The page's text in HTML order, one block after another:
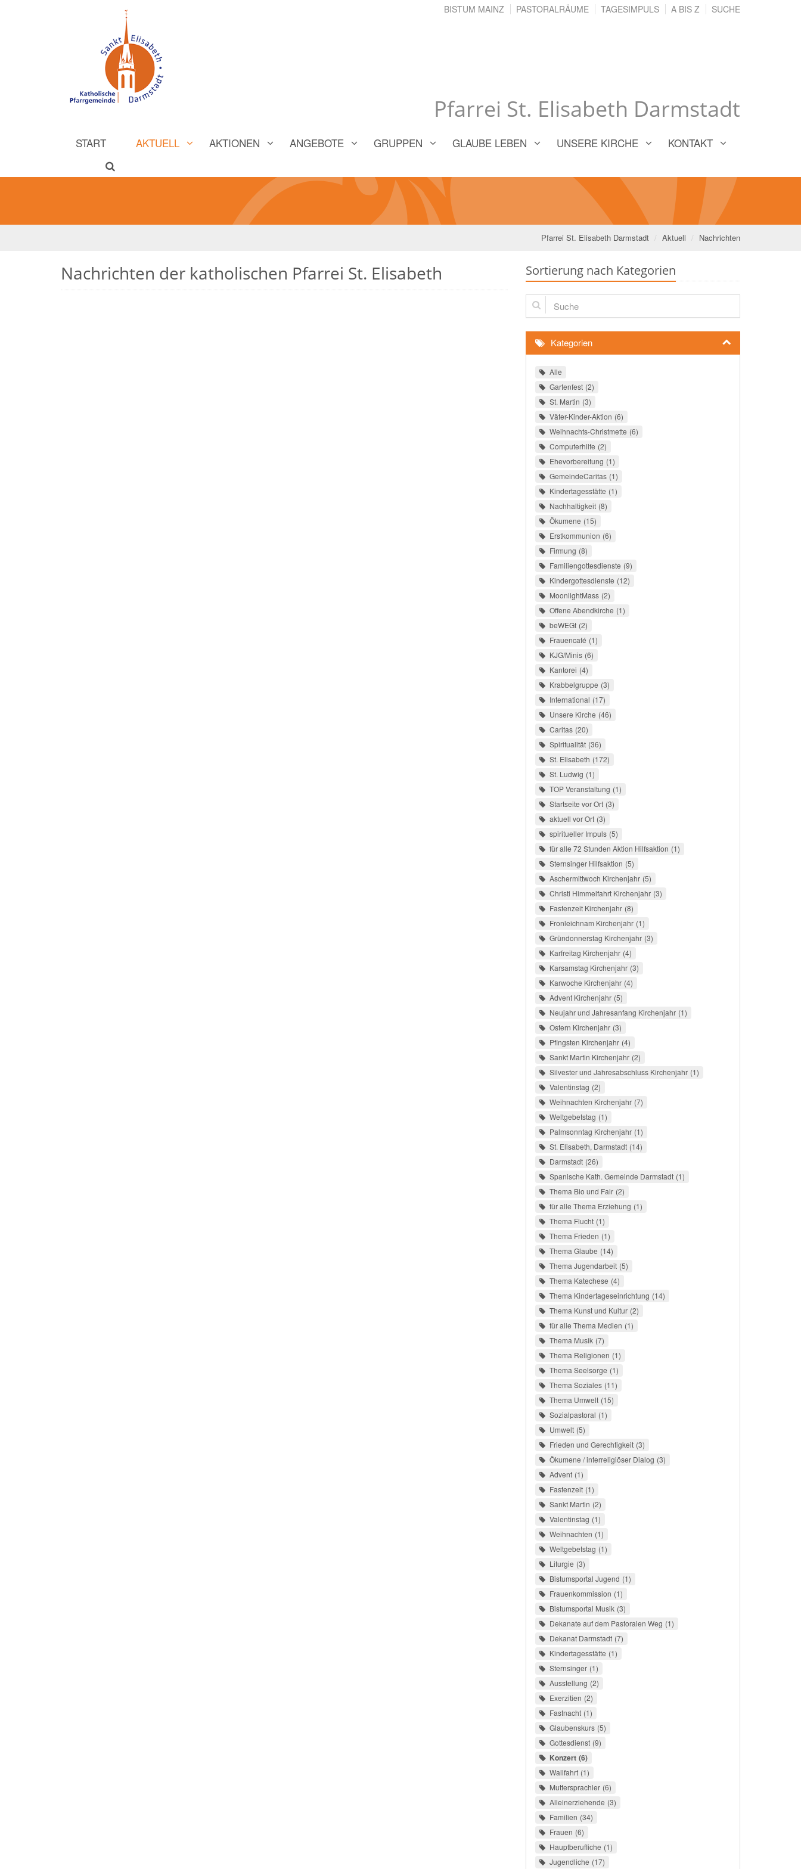
Pfarrei St. Elisabeth Darmstadt
BISTUM MAINZ PASTORALRÄUME TAGESIMPULS A BIS Z SUCHE
START AKTUELL AKTIONEN ANGEBOTE GRUPPEN GLAUBE LEBEN UNSERE KIRCHE KONTAKT
Pfarrei St. Elisabeth Darmstadt Aktuell Nachrichten
Nachrichten der katholischen Pfarrei St. Elisabeth Sortierung nach Kategorien
Suche
Kategorien
Alle
Gartenfest 2
St. Martin 3
Väter-Kinder-Aktion 6
Weihnachts-Christmette 6
Computerhilfe 2
Ehevorbereitung 1
GemeindeCaritas 1
Kindertagesstätte 1
Nachhaltigkeit 8
Ökumene 15
Erstkommunion 6
Firmung 8
Familiengottesdienste 9
Kindergottesdienste 12
MoonlightMass 2
Offene Abendkirche 1
beWEGt 2
Frauencafé 1
KJG/Minis 6
Kantorei 4
Krabbelgruppe 3
International 17
Unsere Kirche 46
Caritas 20
Spiritualität 36
St. Elisabeth 172
St. Ludwig 1
TOP Veranstaltung 1
Startseite vor Ort 3
aktuell vor Ort 3
spiritueller Impuls 5
für alle 72 Stunden Aktion Hilfsaktion 1
Sternsinger Hilfsaktion 5
Aschermittwoch Kirchenjahr 5
Christi Himmelfahrt Kirchenjahr 3
Fastenzeit Kirchenjahr 8
Fronleichnam Kirchenjahr 1
Gründonnerstag Kirchenjahr 3
Karfreitag Kirchenjahr 4
Karsamstag Kirchenjahr 3
Karwoche Kirchenjahr 4
Advent Kirchenjahr 5
Neujahr und Jahresanfang Kirchenjahr 1
Ostern Kirchenjahr 3
Pfingsten Kirchenjahr 4
Sankt Martin Kirchenjahr 2
Silvester und Jahresabschluss Kirchenjahr 1
Valentinstag 2
Weihnachten Kirchenjahr 7
Weltgebetstag 1
Palmsonntag Kirchenjahr 1
St. Elisabeth, Darmstadt 14
Darmstadt 26
Spanische Kath. Gemeinde Darmstadt 1
Thema Bio und Fair 2
für alle Thema Erziehung 1
Thema Flucht 1
Thema Frieden 1
Thema Glaube 14
Thema Jugendarbeit 5
Thema Katechese 4
Thema Kindertageseinrichtung 14
Thema Kunst und Kultur 2
für alle Thema Medien 1
Thema Musik 7
Thema Religionen 1
Thema Seelsorge 1
Thema Soziales 11
Thema Umwelt 15
Sozialpastoral 1
Umwelt 5
Frieden und Gerechtigkeit 3
Ökumene / interreligiöser Dialog 3
Advent 1
Fastenzeit 1
Sankt Martin 2
Valentinstag 1
Weihnachten 1
Weltgebetstag 1
Liturgie 3
Bistumsportal Jugend 1
Frauenkommission 1
Bistumsportal Musik 3
Dekanate auf dem Pastoralen Weg 1
Dekanat Darmstadt 7
Kindertagesstätte 1
Sternsinger 1
Ausstellung 2
Exerzitien 2
Fastnacht 1
Glaubenskurs 5
Gottesdienst 9
Konzert 6
Wallfahrt 1
Muttersprachler 6
Alleinerziehende 3
Familien 34
Frauen 6
Hauptberufliche 1
Jugendliche 17